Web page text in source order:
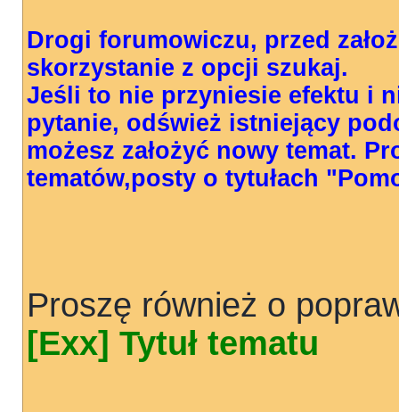
Drogi forumowiczu, przed
skorzystanie z opcji szukaj.
Jeśli to nie przyniesie efektu i
pytanie, odśwież istniejący
możesz założyć nowy temat.
tematów,posty o tytułach
Proszę również o
[Exx] Tytuł tematu